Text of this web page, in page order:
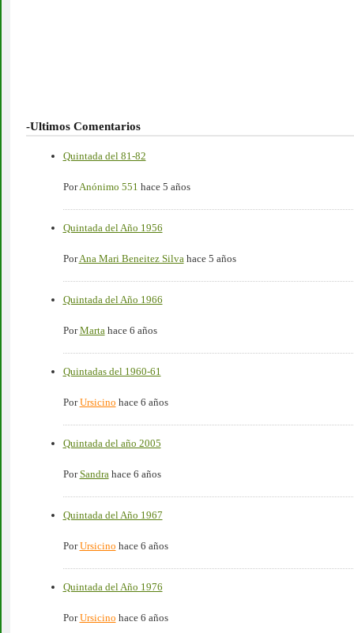
-Ultimos Comentarios
Quintada del 81-82
PorAnónimo 551 hace 5 años
Quintada del Año 1956
PorAna Mari Beneitez Silva hace 5 años
Quintada del Año 1966
PorMarta hace 6 años
Quintadas del 1960-61
PorUrsicino hace 6 años
Quintada del año 2005
PorSandra hace 6 años
Quintada del Año 1967
PorUrsicino hace 6 años
Quintada del Año 1976
PorUrsicino hace 6 años